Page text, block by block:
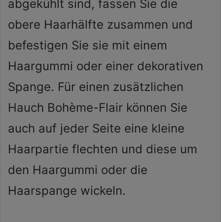
abgekühlt sind, fassen Sie die
obere Haarhälfte zusammen und
befestigen Sie sie mit einem
Haargummi oder einer dekorativen
Spange. Für einen zusätzlichen
Hauch Bohème-Flair können Sie
auch auf jeder Seite eine kleine
Haarpartie flechten und diese um
den Haargummi oder die
Haarspange wickeln.